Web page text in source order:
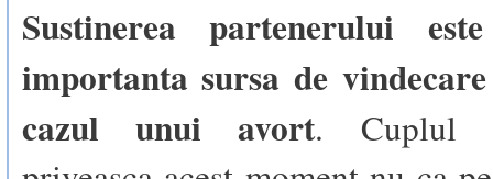
Sustinerea partenerului
importanta sursa de
cazul unui avort. Cuplul